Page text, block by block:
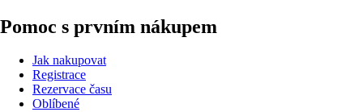
Pomoc s prvním nákupem
Jak nakupovat
Registrace
Rezervace času
Oblíbené